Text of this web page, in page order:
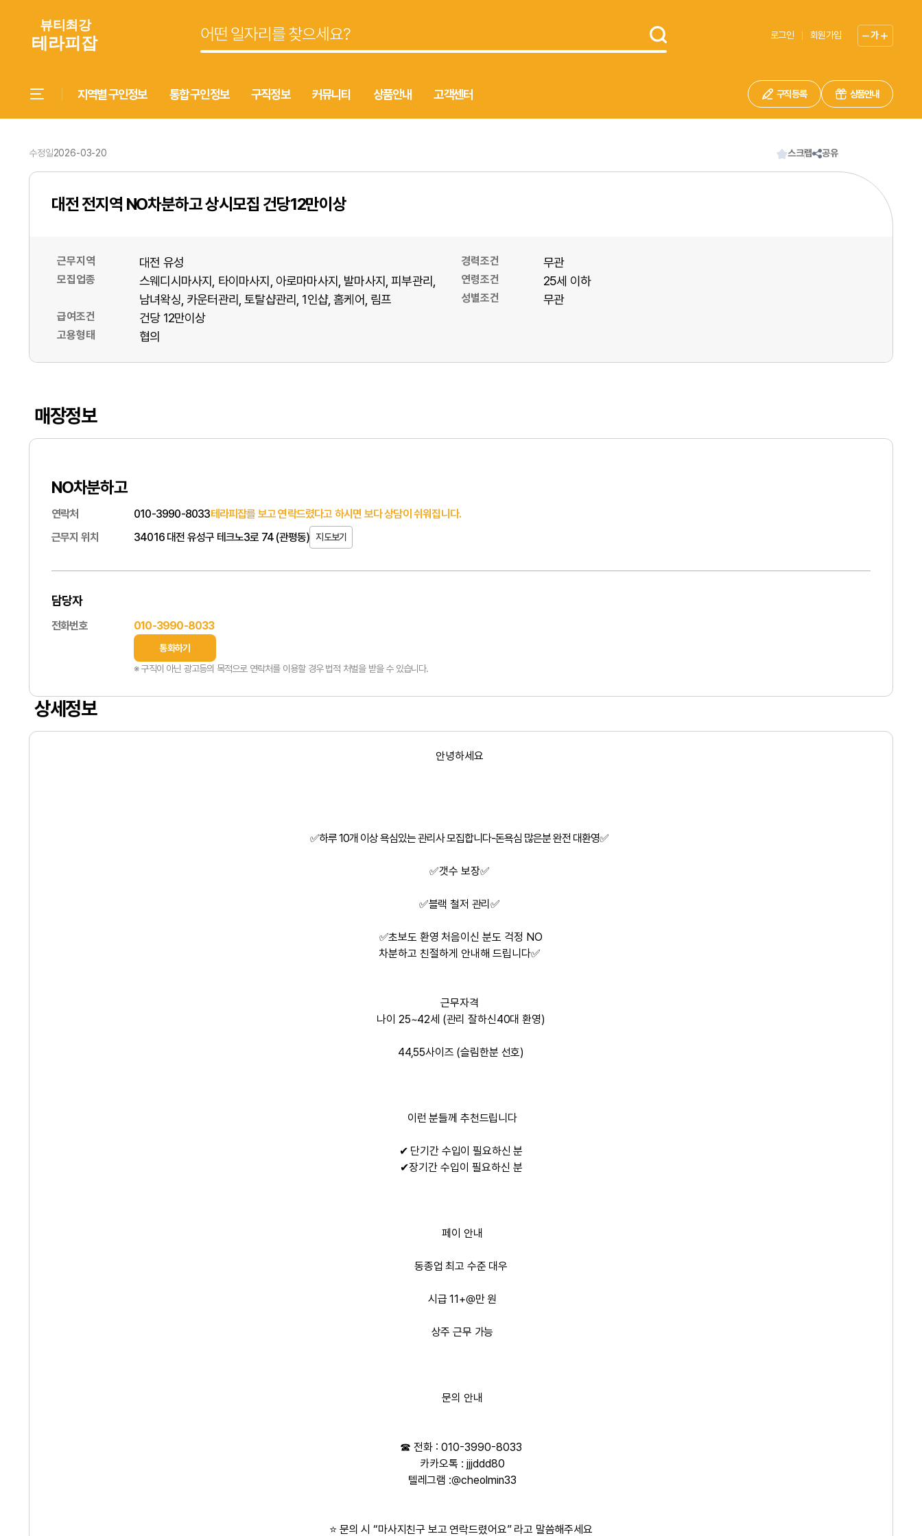
로그인 회원가입 가
지역별 구인정보 통합 구인정보 구직정보 커뮤니티 상품안내 고객센터 구직 등록 상품안내
수정일2026-03-20 스크랩 공유
대전 전지역 NO차분하고 상시모집 건당12만이상
근무지역 대전 유성
모집업종 스웨디시마사지 타이마사지 아로마마사지 발마사지 피부관리
남녀왁싱 카운터관리 토탈샵관리 1인샵 홈케어 림프
급여조건 건당 12만이상
고용형태 협의
경력조건 무관
연령조건 25세 이하
성별조건 무관
매장정보
NO차분하고
연락처 010-3990-8033테라피잡를 보고 연락드렸다고 하시면 보다 상담이 쉬워집니다.
근무지 위치
34016 대전 유성구 테크노3로 74 (관평동) 지도보기
담당자
전화번호 010-3990-8033
통화하기
※ 구직이 아닌 광고등의 목적으로 연락처를 이용할 경우 법적 처벌을 받을 수 있습니다.
상세정보
안녕하세요
✅하루 10개 이상 욕심있는 관리사 모집합니다-돈욕심 많은분 완전 대환영✅
✅갯수 보장✅
✅블랙 철저 관리✅
✅초보도 환영처음이신 분도 걱정 NO
차분하고 친절하게 안내해 드립니다✅
근무자격
나이 25~42세 (관리 잘하신40대 환영)
44,55사이즈 (슬림한분 선호)
이런 분들께 추천드립니다
✔ 단기간 수입이 필요하신 분
✔장기간 수입이 필요하신 분
페이 안내
동종업 최고 수준 대우
시급 11+@만 원
상주 근무 가능
문의 안내
☎전화: 010-3990-8033
카카오톡 : jjjddd80
텔레그램 :@cheolmin33
⭐ 문의 시“마사지친구 보고 연락드렸어요”라고 말씀해주세요